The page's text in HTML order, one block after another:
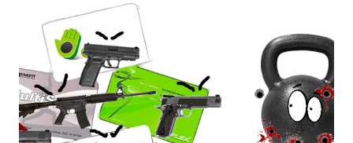
ideę "do biegania trzeba się przekonać biegając" , jednak jej
atrakcyjność plasuję w okolicach kotletów sojowych. Jeśli
podzielasz - ta notka jest dla Ciebie. Przeczytałam kilka mądrych
artykułów na temat "biegając bez diety NIE SCHUDNIESZ" .
Pogadałam ze znajomymi, którzy karierę biegania zakończyli na
różnych kontuzjach kostek i kolan . Wysłuchałam zalet,